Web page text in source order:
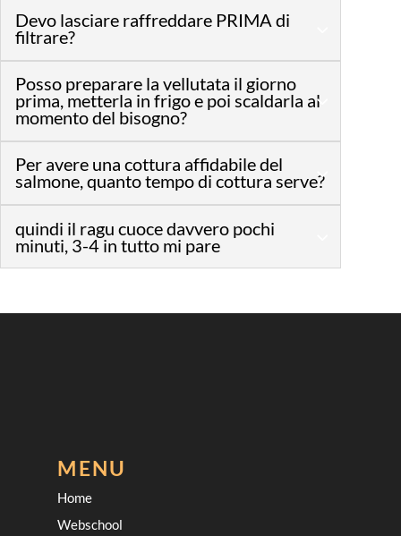
Devo lasciare raffreddare PRIMA di
filtrare?
Posso preparare la vellutata il giorno
prima, metterla in frigo e poi scaldarla al
momento del bisogno?
Per avere una cottura affidabile del
salmone, quanto tempo di cottura serve?
quindi il ragu cuoce davvero pochi
minuti, 3-4 in tutto mi pare
MENU
Home
Webschool